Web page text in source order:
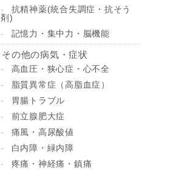
抗精神薬(統合失調症・抗そう
剤)
記憶力・集中力・脳機能
その他の病気・症状
高血圧・狭心症・心不全
脂質異常症（高脂血症）
胃腸トラブル
前立腺肥大症
痛風・高尿酸値
白内障・緑内障
疼痛・神経痛・鎮痛